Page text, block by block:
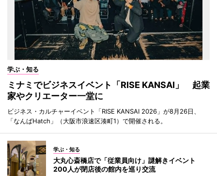
学ぶ・知る
ミナミでビジネスイベント「RISE KANSAI」 起業
家やクリエーター一堂に
ビジネス・カルチャーイベント「RISE KANSAI 2026」が8月26日、
「なんばHatch」（大阪市浪速区湊町1）で開催される。
学ぶ・知る
大丸心斎橋店で「従業員向け」謎解きイベント
200人が閉店後の館内を巡り交流